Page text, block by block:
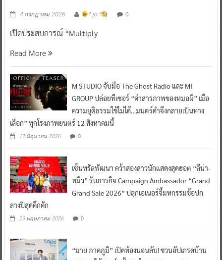
4 กรกฎาคม 2026 ^ jo ^ 0
เปิดประสบการณ์ “Multiply
Read More
M STUDIO จับมือ The Ghost Radio และ MI
GROUP ปล่อยทีเซอร์ “คำสารภาพของหมอผี” เมื่อ
ความยุติธรรมใช้ไม่ได้…มนตร์ดำจึงกลายเป็นทาง
เลือก” ทุกโรงภาพยนตร์ 12 สิงหาคมนี้
17 มิถุนายน 2026 0
เซ็นทรัลพัฒนา คว้าสองสาวนักแสดงสุดฮอต “ลีน่า-
หมิว” รับภารกิจ Campaign Ambassador “Grand
Grand Sale 2026” ปลุกเอเนอร์จี้มหกรรมช้อปก
ลางปีสุดคึกคัก
29 พฤษภาคม 2026 0
“มาย ภาคภูมิ” เปิดห้องนอนลับ! ชวนอัปเกรดบ้าน